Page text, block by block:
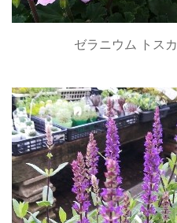
ゼラニウム トスカ